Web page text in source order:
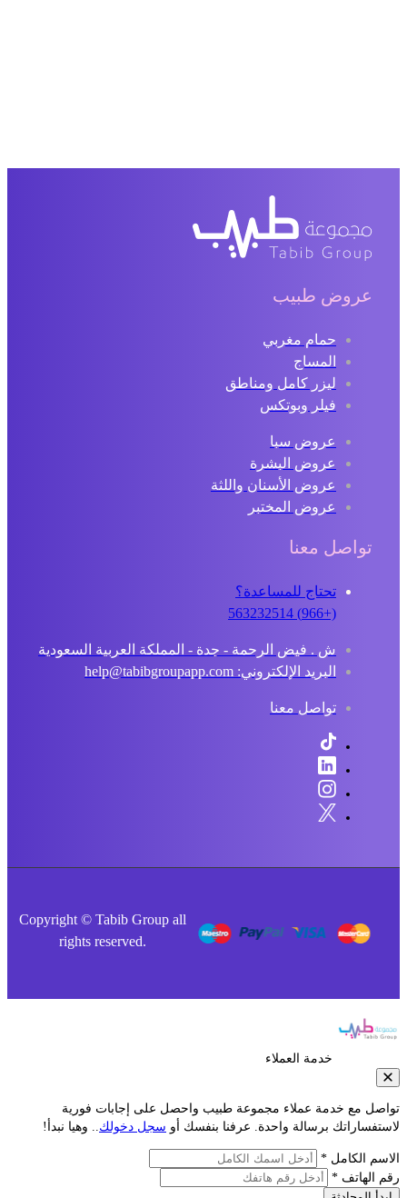
عروض طبيب
حمام مغربي
المساج
ليزر كامل ومناطق
فيلر وبوتكس
عروض سبا
عروض البشرة
عروض الأسنان واللثة
عروض المختبر
تواصل معنا
تحتاج للمساعدة؟
ش . فيض الرحمة - جدة - المملكة العربية السعودية
البريد الإلكتروني: help@tabibgroupapp.com
تواصل معنا
Copyright © Tabib Group all
rights reserved.
خدمة العملاء
مع خدمة عملاء مجموعة طبيب واحصل على إجابات فورية
برسالة واحدة. عرفنا بنفسك أوسجل دخولك.. وهيا نبدأ!
الكامل *
الهاتف *